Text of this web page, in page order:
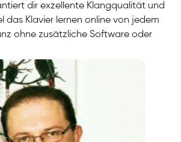
dir exzellente Klangqualität und
das Klavier lernen online von jedem
ohne zusätzliche Software oder